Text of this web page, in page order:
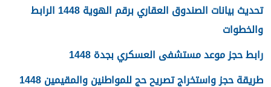
تحديث بيانات الصندوق العقاري برقم الهوية 1448 الرابط
والخطوات
رابط حجز موعد مستشفى العسكري بجدة 1448
طريقة حجز واستخراج تصريح حج للمواطنين والمقيمين 1448